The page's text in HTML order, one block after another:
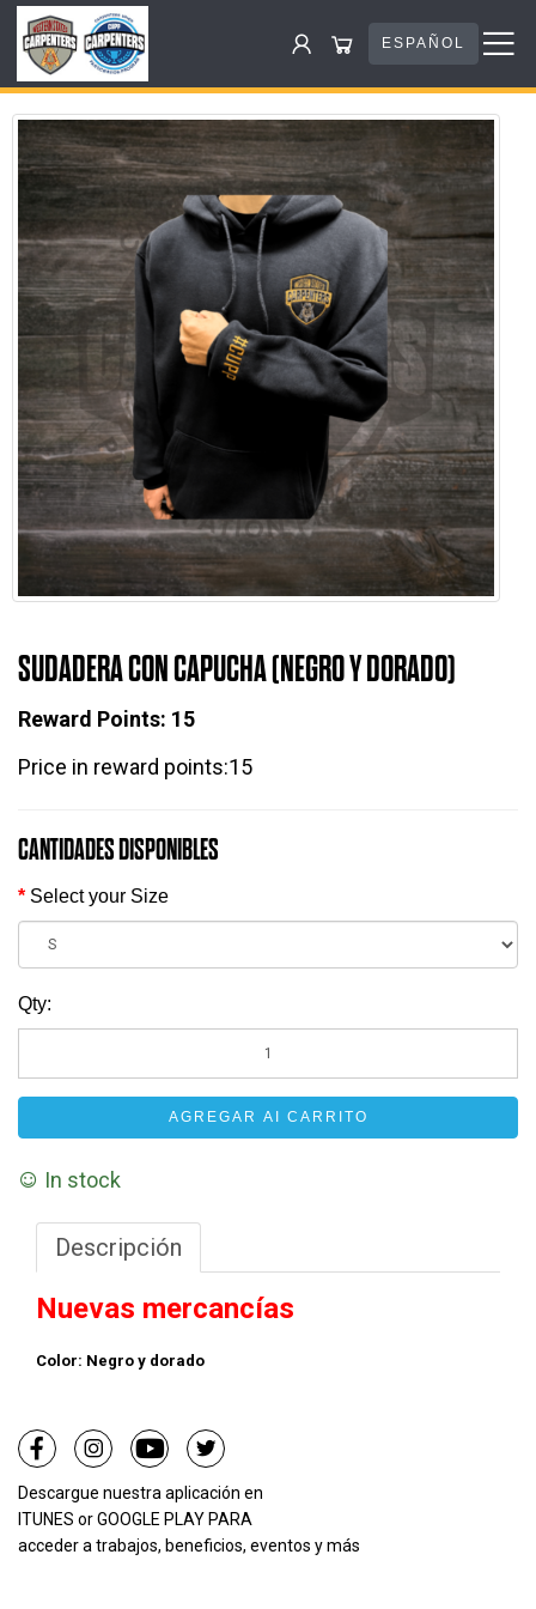
ESPAÑOL
SUDADERA CON CAPUCHA (NEGRO Y DORADO)
Reward Points: 15
Price in reward points:15
CANTIDADES DISPONIBLES
Select your Size
Qty:
AGREGAR AI CARRITO
In stock
Descripción
Nuevas mercancías
Color: Negro y dorado
Descargue nuestra aplicación en
ITUNES orGOOGLE PLAY PARA
acceder a trabajos, beneficios, eventos y más